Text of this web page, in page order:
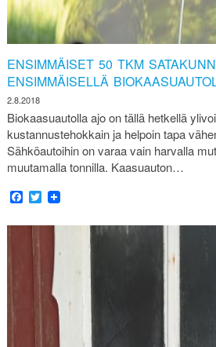
ENSIMMÄISET 50 TKM
ENSIMMÄISELLÄ
2.8.2018
Biokaasuautolla ajo on tällä hetkellä
kustannustehokkain ja helpoin tapa
Sähköautoihin on varaa vain harvalla
muutamalla tonnilla. Kaasuauton…
Facebook
Twitter